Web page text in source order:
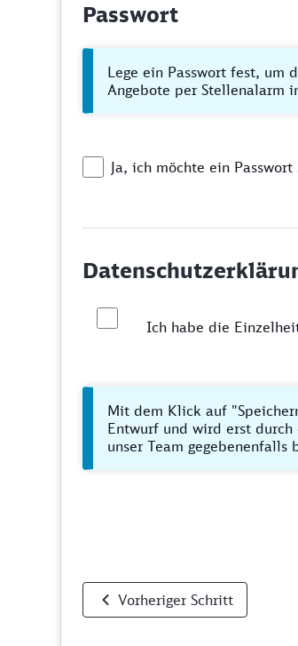
Passwort
Lege ein Passwort fest, um
Angebote per Stellenalarm
Ja, ich möchte ein Passwort
Ich habe die
Mit dem Klick auf
Entwurf und wird erst
unser Team
Vorheriger Schritt